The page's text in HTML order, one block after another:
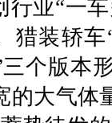
行业“一
猎装轿车
三个版本
的大气体